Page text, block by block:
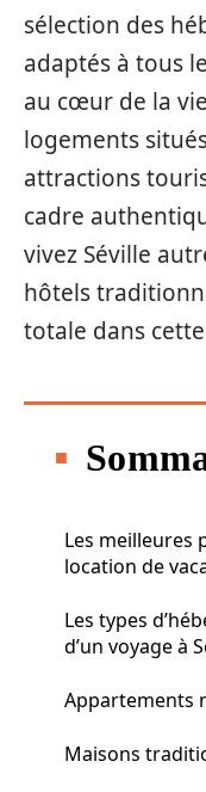
sélection des
adaptés à tous
au cœur de la
logements
attractions
cadre
vivez Séville
hôtels
totale dans
Les meilleures
location de
Les types
d’un voyage à
Appartements
Maisons